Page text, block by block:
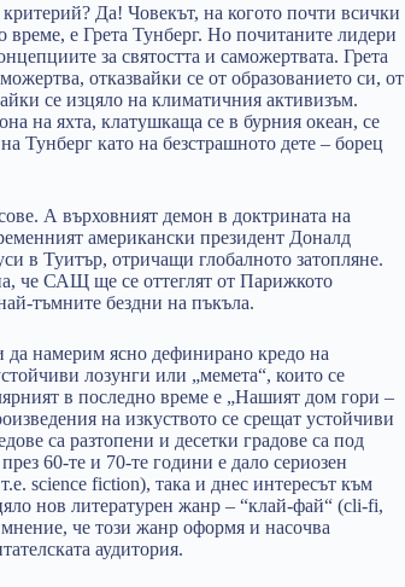
Да! Човекът, на когото почти всички
е Грета Тунберг. Но почитаните лидери
за святостта и саможертвата. Грета
отказвайки се от образованието си, от
се изцяло на климатичния активизъм.
на яхта, клатушкаща се в бурния океан, се
Тунберг като на безстрашното дете – борец
А върховният демон в доктрината на
американски президент Доналд
в Туитър, отричащи глобалното затопляне.
че САЩ ще се оттеглят от Парижкото
тъмните бездни на пъкъла.
намерим ясно дефинирано кредо на
лозунги или „мемета“, които се
в последно време е „Нашият дом гори –
на изкуството се срещат устойчиви
са разтопени и десетки градове са под
60-те и 70-те години е дало сериозен
science fiction), така и днес интересът към
нов литературен жанр – “клай-фай“ (cli-fi,
че този жанр оформя и насочва
аудитория.